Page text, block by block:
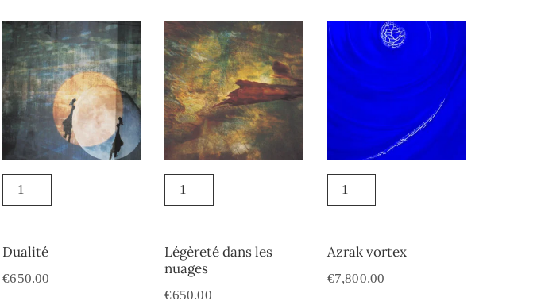
Dualité
€650.00
Légèreté dans les
nuages
€650.00
Azrak vortex
€7,800.00